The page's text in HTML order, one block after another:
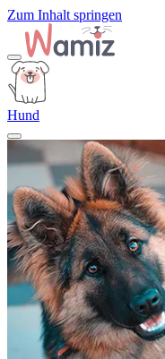
Zum Inhalt springen
Hund